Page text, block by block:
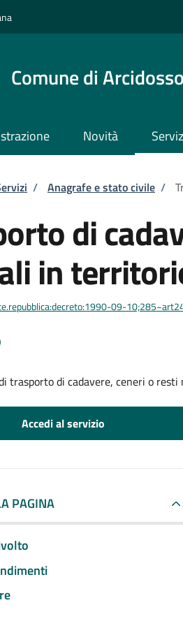
Comune di Arcidosso
Novità
di pane
/ Anagrafe e stato civile /
di
in
09-
trasporto di cadavere, ceneri o
Accedi al servizio
PAGINA